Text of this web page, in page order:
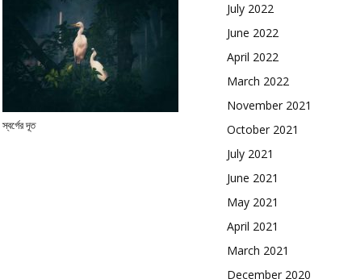
স্বর্গের দূত
July 2022
June 2022
April 2022
March 2022
November 2021
October 2021
July 2021
June 2021
May 2021
April 2021
March 2021
December 2020